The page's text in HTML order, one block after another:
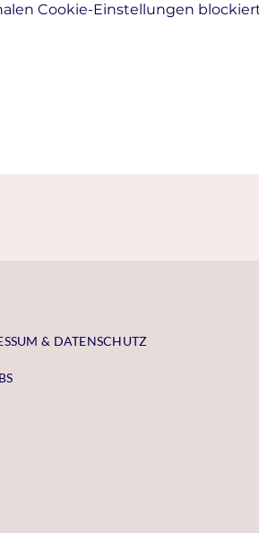
Cookie-Einstellungen
& DATENSCHUTZ